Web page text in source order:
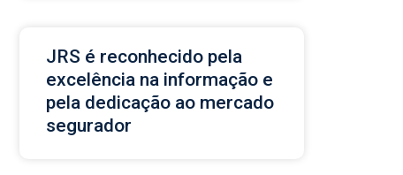
JRS é reconhecido pela
excelência na informação e
pela dedicação ao mercado
segurador